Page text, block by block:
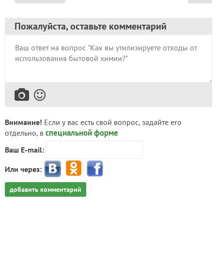
Пожалуйста, оставьте комментарий
Внимание! Если у вас есть свой вопрос, задайте его
отдельно, в специальной форме
Ваш E-mail:
Или через:
добавить комментарий